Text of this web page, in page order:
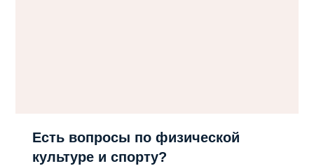
Есть вопросы по физической
культуре и спорту?